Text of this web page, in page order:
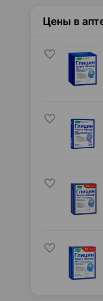
Цены в